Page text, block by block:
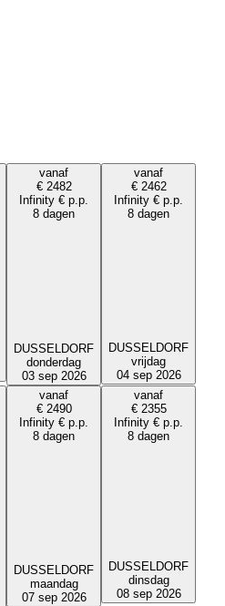
vanaf
€ 2482
Infinity € p.p.
8 dagen
DUSSELDORF
donderdag
03 sep 2026
vanaf
€ 2462
Infinity € p.p.
8 dagen
DUSSELDORF
vrijdag
04 sep 2026
vanaf
€ 2490
Infinity € p.p.
8 dagen
DUSSELDORF
maandag
07 sep 2026
vanaf
€ 2355
Infinity € p.p.
8 dagen
DUSSELDORF
dinsdag
08 sep 2026